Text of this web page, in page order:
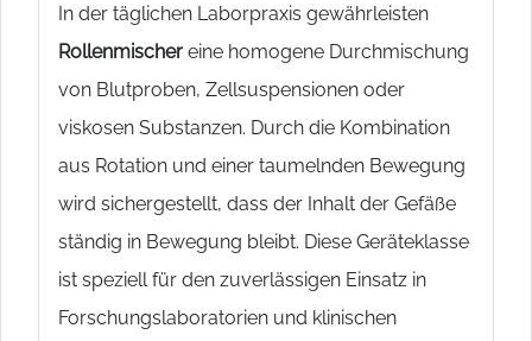
In der täglichen Laborpraxis gewährleisten
Rollenmischer eine homogene Durchmischung
von Blutproben, Zellsuspensionen oder
viskosen Substanzen. Durch die Kombination
aus Rotation und einer taumelnden Bewegung
wird sichergestellt, dass der Inhalt der Gefäße
ständig in Bewegung bleibt. Diese Geräteklasse
ist speziell für den zuverlässigen Einsatz in
Forschungslaboratorien und klinischen